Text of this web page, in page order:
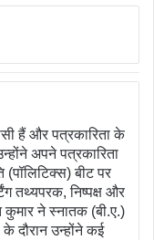
हैं और पत्रकारिता के
अपने पत्रकारिता
बीट पर
तथ्यपरक, निष्पक्ष और
कुमार ने स्नातक (बी.ए.)
दौरान उन्होंने कई